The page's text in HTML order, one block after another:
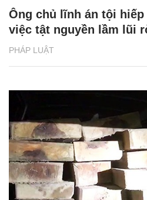
PHÁP LUẬT
Ông chủ lĩnh án tội
việc tật nguyền lầm lũi